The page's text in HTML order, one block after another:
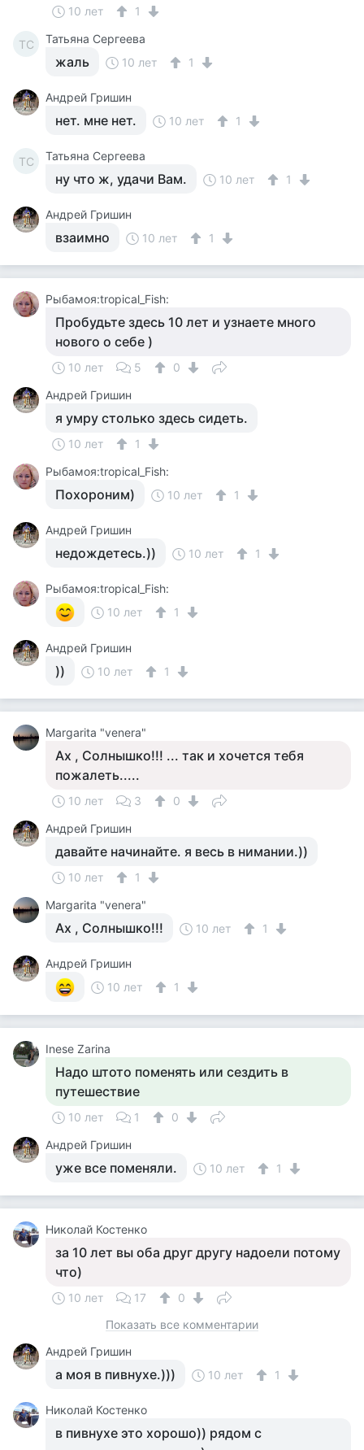
10 лет 1
ТС Татьяна Сергеева
жаль 10 лет 1
Андрей Гришин
нет. мне нет. 10 лет 1
ТС Татьяна Сергеева
ну что ж, удачи Вам. 10 лет 1
Андрей Гришин
взаимно 10 лет 1
Рыбамоя:tropical_Fish:
Пробудьте здесь 10 лет и узнаете много
нового о себе )
10 лет 5
0
Андрей Гришин
я умру столько здесь сидеть.
10 лет
1
Рыбамоя:tropical_Fish:
Похороним) 10 лет 1
Андрей Гришин
недождетесь.)) 10 лет 1
Рыбамоя:tropical_Fish:
10 лет
1
Андрей Гришин
)) 10 лет 1
Margarita "venera"
Ах , Солнышко!!! ... так и хочется тебя
пожалеть.....
10 лет 3
0
Андрей Гришин
давайте начинайте. я весь в нимании.))
10 лет
1
Margarita "venera"
Ах , Солнышко!!! 10 лет 1
Андрей Гришин
10 лет
1
Inese Zarina
Надо штото поменять или сездить в
путешествие
10 лет 1
0
Андрей Гришин
уже все поменяли. 10 лет 1
Николай Костенко
за 10 лет вы оба друг другу надоели потому
что)
10 лет 17
0
Показать все комментарии
Андрей Гришин
а моя в пивнухе.))) 10 лет 1
Николай Костенко
в пивнухе это хорошо)) рядом с